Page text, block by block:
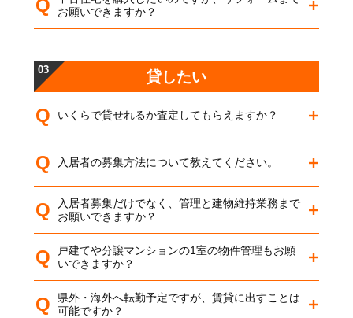
Q
お願いできますか？
03 貸したい
Q いくらで貸せれるか査定してもらえますか？
Q 入居者の募集方法について教えてください。
Q
入居者募集だけでなく、管理と建物維持業務まで
お願いできますか？
Q
戸建てや分譲マンションの1室の物件管理もお願
いできますか？
Q
県外・海外へ転勤予定ですが、賃貸に出すことは
可能ですか？